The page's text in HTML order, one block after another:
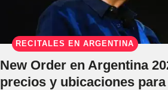
RECITALES EN ARGENTINA
New Order en Argentina
precios y ubicaciones